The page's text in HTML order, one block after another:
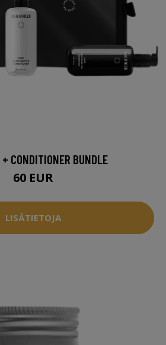
+ CONDITIONER BUNDLE
60 EUR
LISÄTIETOJA